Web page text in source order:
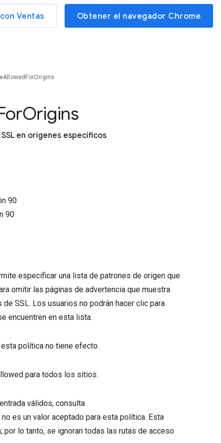
Ventas Obtener el navegador Chrome
Origins
en orígenes específicos
90
90
especificar una lista de patrones de origen que
omitir las páginas de advertencia que muestra
SSL. Los usuarios no podrán hacer clic para
encuentren en esta lista.
política no tiene efecto.
para todos los sitios.
válidos, consulta
no es un valor aceptado para esta política. Esta
lo tanto, se ignoran todas las rutas de acceso